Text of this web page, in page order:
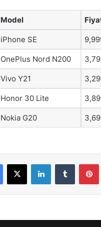
Model
iPhone SE
OnePlus Nord N200
Vivo Y21
Honor 30 Lite
Nokia G20
Facebook
X LinkedInTumblr